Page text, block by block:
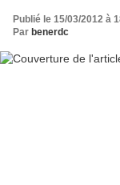
Publié le 15/03/2012 à
Par benerdc